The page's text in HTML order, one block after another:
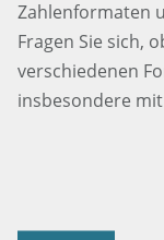
Zahlenformaten
Fragen Sie sich,
verschiedenen
insbesondere